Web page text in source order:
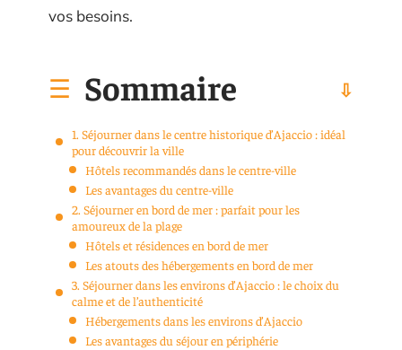
vos besoins.
Sommaire
1. Séjourner dans le centre historique d’Ajaccio : idéal
pour découvrir la ville
Hôtels recommandés dans le centre-ville
Les avantages du centre-ville
2. Séjourner en bord de mer : parfait pour les
amoureux de la plage
Hôtels et résidences en bord de mer
Les atouts des hébergements en bord de mer
3. Séjourner dans les environs d’Ajaccio : le choix du
calme et de l’authenticité
Hébergements dans les environs d’Ajaccio
Les avantages du séjour en périphérie